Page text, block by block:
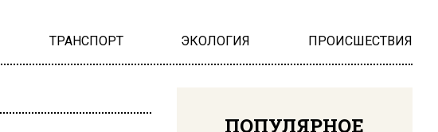
ТРАНСПОРТ ЭКОЛОГИЯ ПРОИСШЕСТВИЯ
ПОПУЛЯРНОЕ